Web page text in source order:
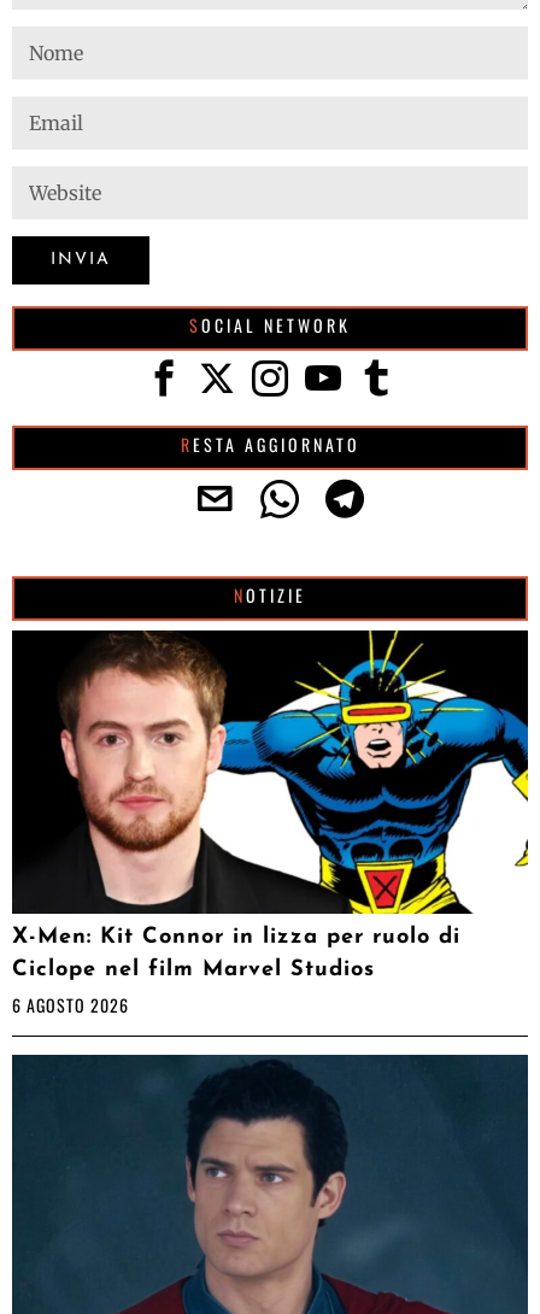
SOCIAL NETWORK
RESTA AGGIORNATO
NOTIZIE
X-Men: Kit Connor in lizza per ruolo di
Ciclope nel film Marvel Studios
6 AGOSTO 2026